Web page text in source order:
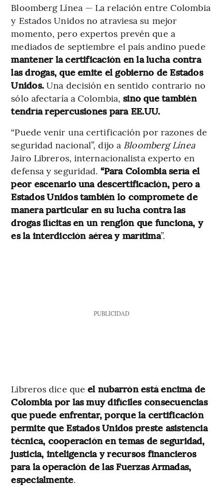
Bloomberg Línea — La relación entre Colombia
y Estados Unidos no atraviesa su mejor
momento, pero expertos prevén que a
mediados de septiembre el país andino puede
mantener la certificación en la lucha contra
las drogas, que emite el gobierno de Estados
Unidos. Una decisión en sentido contrario no
sólo afectaría a Colombia,sino que también
tendría repercusiones para EE.UU.
“Puede venir una certificación por razones de
seguridad nacional”, dijo a Bloomberg Línea
Jairo Libreros, internacionalista experto en
defensa y seguridad. “Para Colombia sería el
peor escenario una descertificación, pero a
Estados Unidos también lo compromete de
manera particular en su lucha contra las
drogas ilícitas en un renglón que funciona, y
es la interdicción aérea y marítima”.
PUBLICIDAD
Libreros dice queel nubarrón está encima de
Colombia por las muy difíciles consecuencias
que puede enfrentar, porque la certificación
permite que Estados Unidos preste asistencia
técnica, cooperación en temas de seguridad,
justicia, inteligencia y recursos financieros
para la operación de las Fuerzas Armadas,
especialmente.